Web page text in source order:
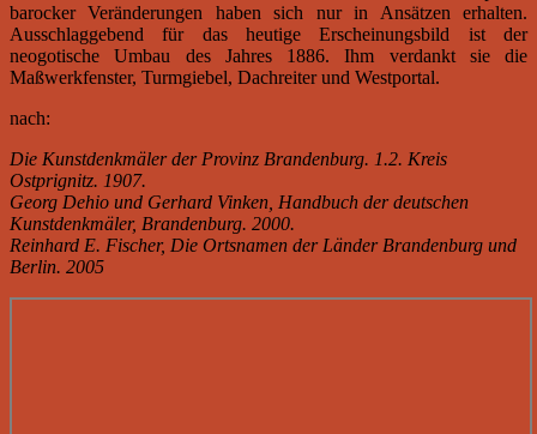
barocker Veränderungen haben sich nur in Ansätzen erhalten.
Ausschlaggebend für das heutige Erscheinungsbild ist der
neogotische Umbau des Jahres 1886. Ihm verdankt sie die
Maßwerkfenster, Turmgiebel, Dachreiter und Westportal.
nach:
Die Kunstdenkmäler der Provinz Brandenburg. 1.2. Kreis
Ostprignitz. 1907.
Georg Dehio und Gerhard Vinken, Handbuch der deutschen
Kunstdenkmäler, Brandenburg. 2000.
Reinhard E. Fischer, Die Ortsnamen der Länder Brandenburg und
Berlin. 2005